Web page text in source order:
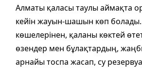
Алматы қаласы таулы аймақта
кейін жауын-шашын көп
көшелерінен, қаланы көктей
өзендер мен бұлақтардың,
арнайы тоспа жасап, су